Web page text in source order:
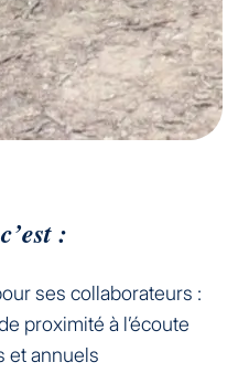
:
ses collaborateurs :
proximité à l’écoute
et annuels